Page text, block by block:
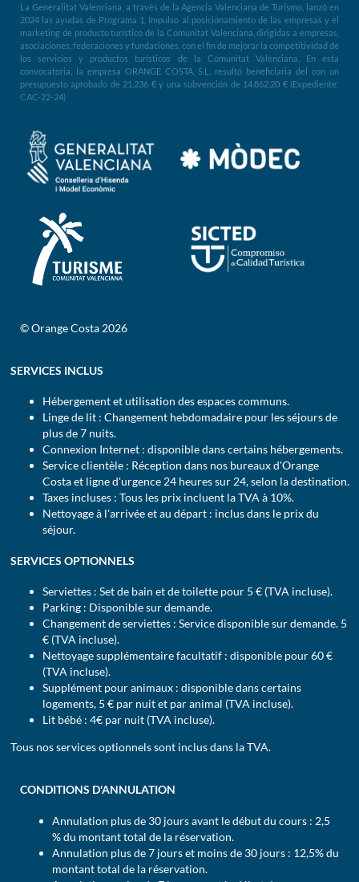
La Generalitat Valenciana, a través de la Agencia Valenciana de Turismo, lanzó en
2024 las ayudas de Programa 1, Impulso al posicionamiento de las empresas y el
marketing de producto turístico de la Comunitat Valenciana, dirigidas a empresas,
asociaciones, federaciones y fundaciones, con el fin de mejorar la competitividad de
los servicios y productos turísticos de la Comunitat Valenciana. En esta
convocatoria, la empresa ORANGE COSTA, S.L. resultó beneficiaria del con un
presupuesto aprobado de 21.236 € y una subvención de 14.862,20 € (Expediente:
CAC-22-24)
© Orange Costa 2026
SERVICES INCLUS
Hébergement et utilisation des espaces communs.
Linge de lit : Changement hebdomadaire pour les séjours de
plus de 7 nuits.
Connexion Internet : disponible dans certains hébergements.
Service clientèle : Réception dans nos bureaux d'Orange
Costa et ligne d'urgence 24 heures sur 24, selon la destination.
Taxes incluses : Tous les prix incluent la TVA à 10%.
Nettoyage à l'arrivée et au départ : inclus dans le prix du
séjour.
SERVICES OPTIONNELS
Serviettes : Set de bain et de toilette pour 5 € (TVA incluse).
Parking : Disponible sur demande.
Changement de serviettes : Service disponible sur demande. 5
€ (TVA incluse).
Nettoyage supplémentaire facultatif : disponible pour 60 €
(TVA incluse).
Supplément pour animaux : disponible dans certains
logements, 5 € par nuit et par animal (TVA incluse).
Lit bébé : 4€ par nuit (TVA incluse).
Tous nos services optionnels sont inclus dans la TVA.
CONDITIONS D'ANNULATION
Annulation plus de 30 jours avant le début du cours : 2,5
% du montant total de la réservation.
Annulation plus de 7 jours et moins de 30 jours : 12,5% du
montant total de la réservation.